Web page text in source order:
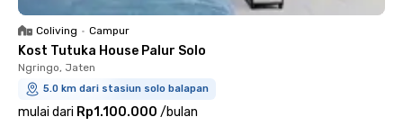
Coliving • Campur
Kost Tutuka House Palur Solo
Ngringo, Jaten
5.0 km dari stasiun solo balapan
mulai dari Rp1.100.000 /bulan